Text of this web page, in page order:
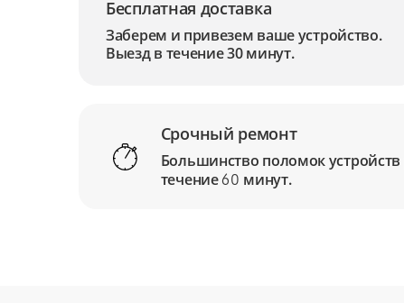
Бесплатная доставка
Заберем и привезем ваше устройство.
Выезд в течение 30 минут.
Срочный ремонт
Большинство поломок устройств
течение 60 минут.